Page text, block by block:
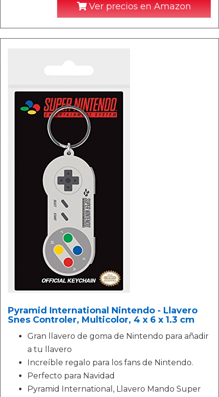
Ver precios en Amazon
Pyramid International Nintendo - Llavero
Snes Controler, Multicolor, 4 x 6 x 1.3 cm
Gran llavero de goma de Nintendo para añadir
a tu llavero
Increíble regalo para los fans de Nintendo.
Perfecto para Navidad
Pyramid International, Llavero Mando Super